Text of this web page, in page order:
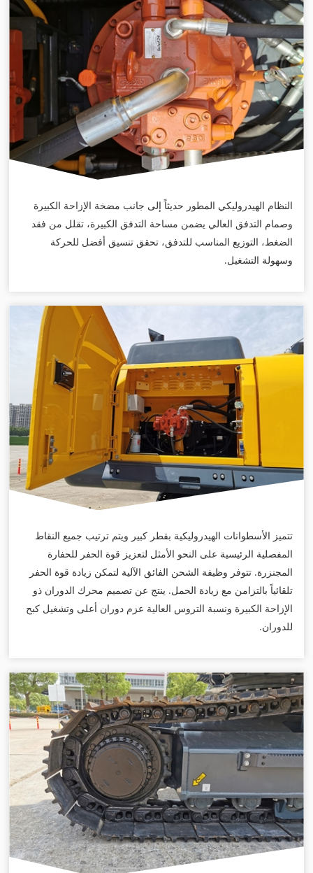
النظام الهيدروليكي المطور حديثاً إلى جانب مضخة الإزاحة الكبيرة
وصمام التدفق العالي يضمن مساحة التدفق الكبيرة، تقلل من فقد
الضغط، التوزيع المناسب للتدفق، تحقق تنسيق أفضل للحركة
وسهولة التشغيل.
تتميز الأسطوانات الهيدروليكية بقطر كبير ويتم ترتيب جميع النقاط
المفصلية الرئيسية على النحو الأمثل لتعزيز قوة الحفر للحفارة
المجنزرة. تتوفر وظيفة الشحن الفائق الآلية لتمكن زيادة قوة الحفر
تلقائياً بالتزامن مع زيادة الحمل. ينتج عن تصميم محرك الدوران ذو
الإزاحة الكبيرة ونسبة التروس العالية عزم دوران أعلى وتشغيل كبح
للدوران.